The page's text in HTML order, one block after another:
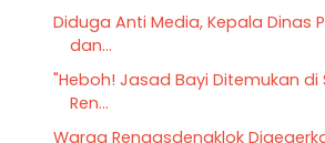
Diduga Anti Media, Kepala Dinas
dan...
"Heboh! Jasad Bayi Ditemukan di
Ren...
Warga Rengasdengklok